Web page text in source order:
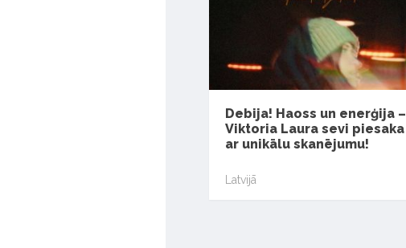
Debija! Haoss un enerģija –
Viktoria Laura sevi piesaka
ar unikālu skanējumu!
Latvijā